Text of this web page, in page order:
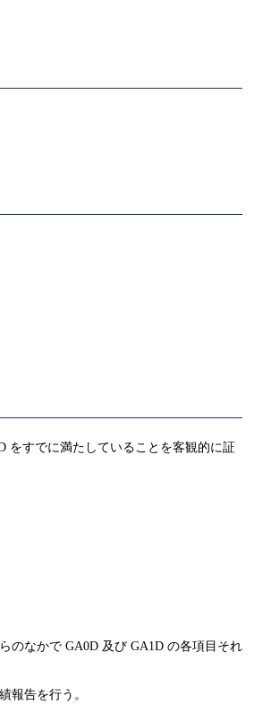
をすでに満たしていることを客観的に証
のなかで GA0D 及び GA1D の各項目それ
報告を行う。